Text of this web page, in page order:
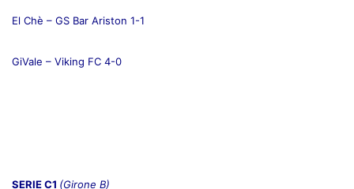
El Chè – GS Bar Ariston 1-1
GiVale – Viking FC 4-0
SERIE C1 (Girone B)